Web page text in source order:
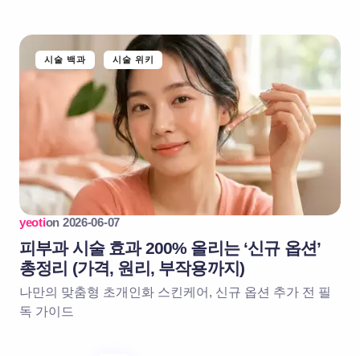
시술 백과 시술 위키
yeotion 2026-06-07
피부과 시술 효과 200% 올리는 ‘신규 옵션’
총정리 (가격, 원리, 부작용까지)
나만의 맞춤형 초개인화 스킨케어, 신규 옵션 추가 전 필
독 가이드